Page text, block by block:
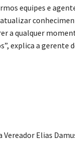
equipes e
a qualquer
explica a gerente
Elias